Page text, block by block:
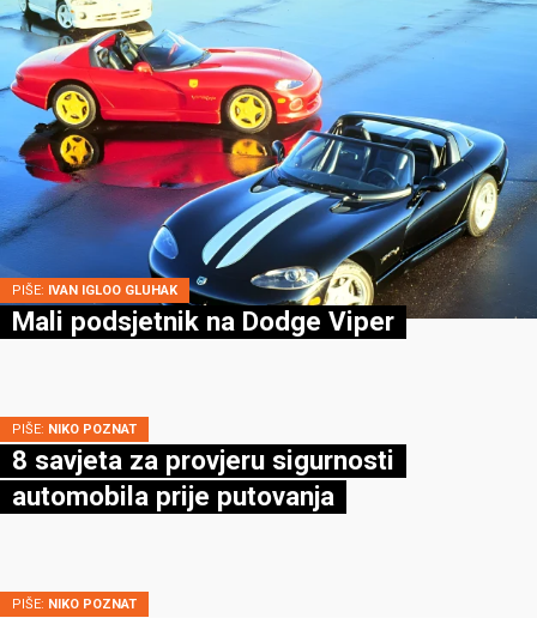
PIŠE: IVAN IGLOO GLUHAK
Mali podsjetnik na Dodge Viper
PIŠE: NIKO POZNAT
8 savjeta za provjeru sigurnosti
automobila prije putovanja
PIŠE: NIKO POZNAT